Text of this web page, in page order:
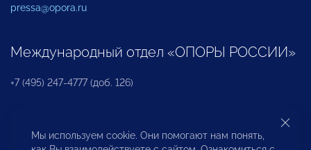
pressa@opora.ru
Международный отдел «ОПОРЫ РОССИИ»
+7 (495) 247-4777 (доб. 126)
Бюро по защите прав предпринимателей и
инвесторов
Мы используем cookie. Они помогают нам понять,